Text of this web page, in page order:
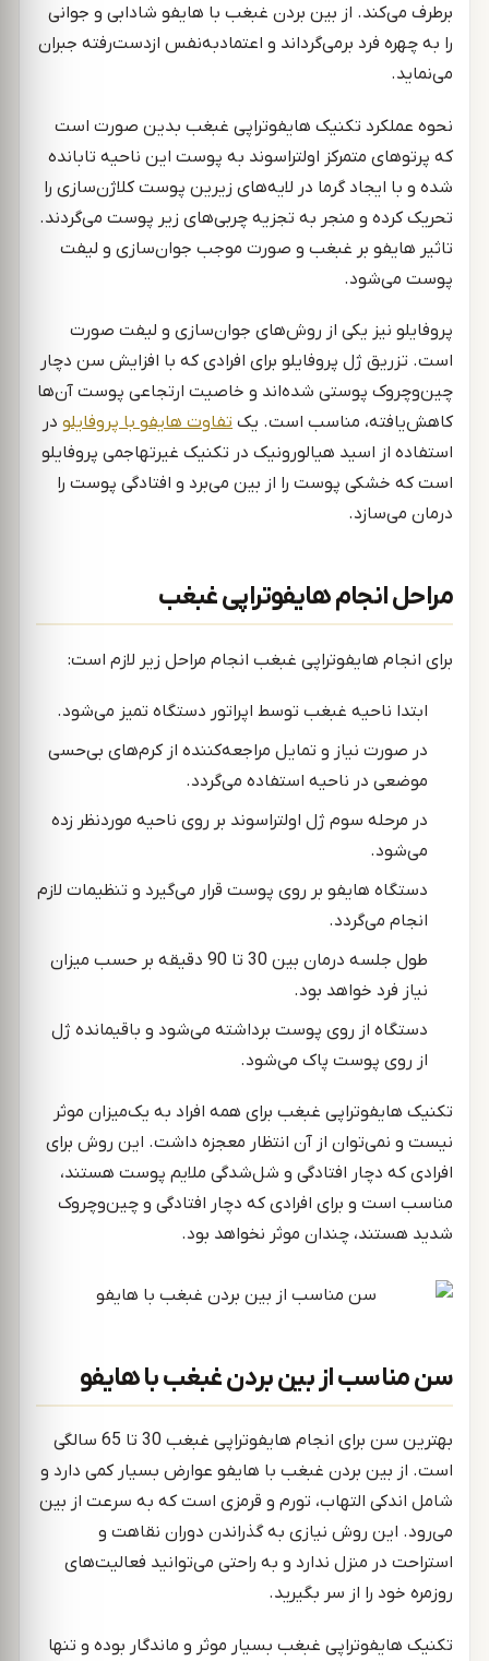
برطرف می‌کند. از بین بردن غبغب با هایفو شادابی و جوانی
را به چهره فرد برمی‌گرداند و اعتمادبه‌نفس ازدست‌رفته جبران
می‌نماید.
نحوه عملکرد تکنیک هایفوتراپی غبغب بدین صورت است
که پرتوهای متمرکز اولتراسوند به پوست این ناحیه تابانده
شده و با ایجاد گرما در لایه‌های زیرین پوست کلاژن‌سازی را
تحریک کرده و منجر به تجزیه چربی‌های زیر پوست می‌گردند.
تاثیر هایفو بر غبغب و صورت موجب جوان‌سازی و لیفت
پوست می‌شود.
پروفایلو نیز یکی از روش‌های جوان‌سازی و لیفت صورت
است. تزریق ژل پروفایلو برای افرادی که با افزایش سن دچار
چین‌وچروک پوستی شده‌اند و خاصیت ارتجاعی پوست آن‌ها
کاهش‌یافته، مناسب است. یکتفاوت هایفو با پروفایلودر
استفاده از اسید هیالورونیک در تکنیک غیرتهاجمی پروفایلو
است که خشکی پوست را از بین می‌برد و افتادگی پوست را
درمان می‌سازد.
مراحل انجام هایفوتراپی غبغب
برای انجام هایفوتراپی غبغب انجام مراحل زیر لازم است:
ابتدا ناحیه غبغب توسط اپراتور دستگاه تمیز می‌شود.
در صورت نیاز و تمایل مراجعه‌کننده از کرم‌های بی‌حسی
موضعی در ناحیه استفاده می‌گردد.
در مرحله سوم ژل اولتراسوند بر روی ناحیه موردنظر زده
می‌شود.
دستگاه هایفو بر روی پوست قرار می‌گیرد و تنظیمات لازم
انجام می‌گردد.
طول جلسه درمان بین 30 تا 90 دقیقه بر حسب میزان
نیاز فرد خواهد بود.
دستگاه از روی پوست برداشته می‌شود و باقیمانده ژل
از روی پوست پاک می‌شود.
تکنیک هایفوتراپی غبغب برای همه افراد به یک‌میزان موثر
نیست و نمی‌توان از آن انتظار معجزه داشت. این روش برای
افرادی که دچار افتادگی و شل‌شدگی ملایم پوست هستند،
مناسب است و برای افرادی که دچار افتادگی و چین‌وچروک
شدید هستند، چندان موثر نخواهد بود.
سن مناسب از بین بردن غبغب با هایفو
بهترین سن برای انجام هایفوتراپی غبغب 30 تا 65 سالگی
است. از بین بردن غبغب با هایفو عوارض بسیار کمی دارد و
شامل اندکی التهاب، تورم و قرمزی است که به سرعت از بین
می‌رود. این روش نیازی به گذراندن دوران نقاهت و
استراحت در منزل ندارد و به راحتی می‌توانید فعالیت‌های
روزمره خود را از سر بگیرید.
تکنیک هایفوتراپی غبغب بسیار موثر و ماندگار بوده و تنها